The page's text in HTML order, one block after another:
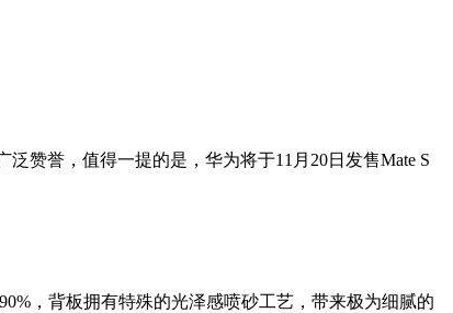
赞誉，值得一提的是，华为将于11月20日发售Mate S
，背板拥有特殊的光泽感喷砂工艺，带来极为细腻的